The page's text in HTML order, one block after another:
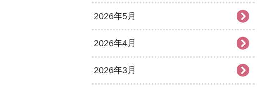
2026年5月
2026年4月
2026年3月